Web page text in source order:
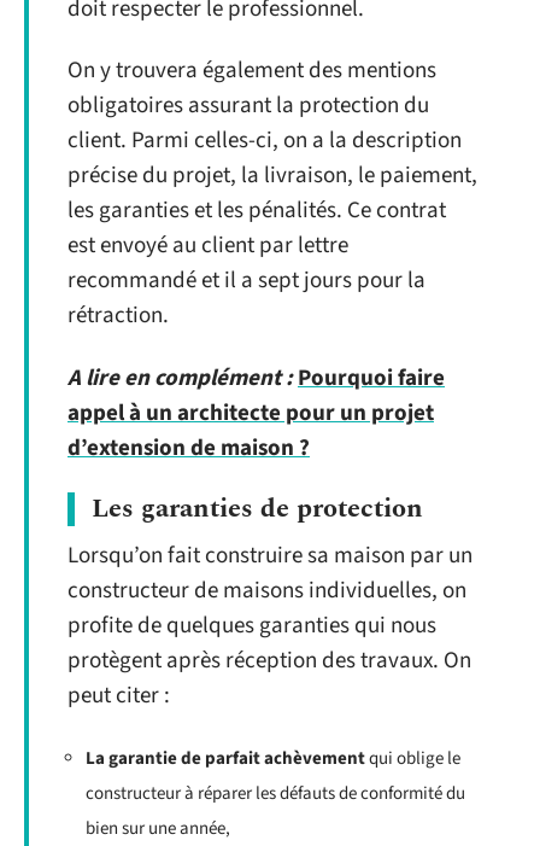
doit respecter le professionnel.
On y trouvera également des mentions
obligatoires assurant la protection du
client. Parmi celles-ci, on a la description
précise du projet, la livraison, le paiement,
les garanties et les pénalités. Ce contrat
est envoyé au client par lettre
recommandé et il a sept jours pour la
rétraction.
A lire en complément :Pourquoi faire
appel à un architecte pour un projet
d’extension de maison ?
Les garanties de protection
Lorsqu’on fait construire sa maison par un
constructeur de maisons individuelles, on
profite de quelques garanties qui nous
protègent après réception des travaux. On
peut citer :
La garantie de parfait achèvementqui oblige le
constructeur à réparer les défauts de conformité du
bien sur une année,